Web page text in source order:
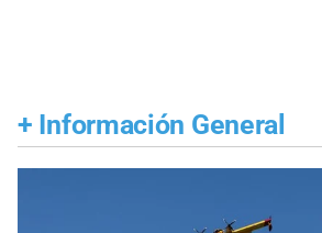
+ Información General